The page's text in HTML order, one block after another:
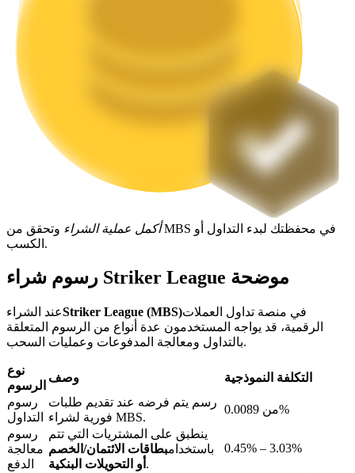
الرهان المرن لكسب العملات الرقمية الشهيرة
عمليات احتجاز BTR
أكمل عملية الشراء وتحقق من MBS في محفظتك لبدء التداول أو
الكسب.
رسوم شراء Striker League موضحة
عند الشراءStriker League (MBS)في منصة تداول العملات
الرقمية، قد يواجه المستخدمون عدة أنواع من الرسوم المتعلقة
بالتداول ومعالجة المدفوعات وعمليات السحب.
نوع
الرسوم
وصف
التكلفة النموذجية
رسوم
التداول
رسم يتم فرضه عند تقديم طلبات
فورية لشراء MBS.
من 0.0089%
رسوم
معالجة
الدفع
ينطبق على المشتريات التي تتم
باستخدامبطاقات الائتمان/الخصم
أو التحويلات البنكية .
0.45% – 3.03%